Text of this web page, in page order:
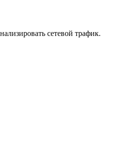
сетевой трафик.